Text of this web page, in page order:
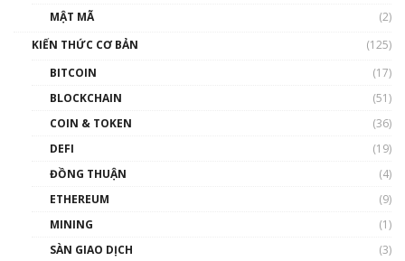
00:43:47
như thể nào?
00:39:31
Phổ cập Blockchain
thống & Crypto qua các cuộc chiến | Phổ cập
MẬT MÃ
(2)
KIẾN THỨC CƠ BẢN
(125)
BITCOIN
(17)
BLOCKCHAIN
(51)
COIN & TOKEN
(36)
DEFI
(19)
ĐỒNG THUẬN
(4)
ETHEREUM
(9)
MINING
(1)
SÀN GIAO DỊCH
(3)